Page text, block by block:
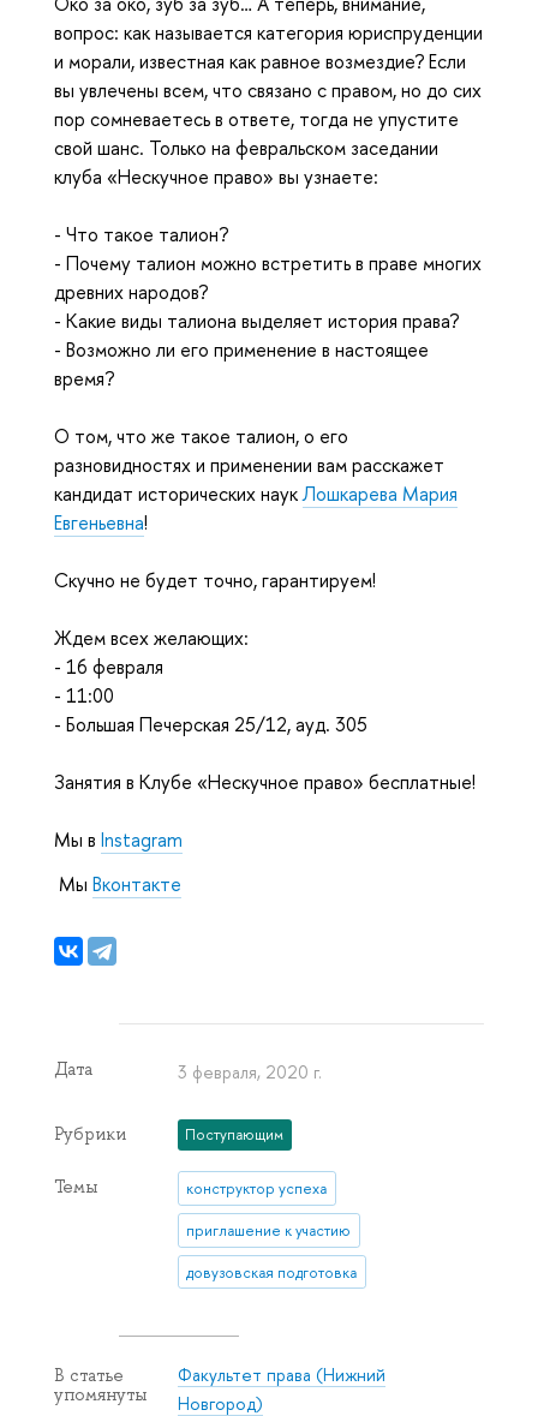
вопрос: как называется категория юриспруденции
и морали, известная как равное возмездие?Если
вы увлечены всем, что связано с правом, но до сих
пор сомневаетесь в ответе, тогда не упустите
свой шанс. Только на февральском заседании
клуба «Нескучное право» вы узнаете:
- Что такое талион?
- Почему талион можно встретить в праве многих
древних народов?
- Какие виды талиона выделяет история права?
- Возможно ли его применение в настоящее
время?
О том, что же такое талион, о его
разновидностях и применении вам расскажет
кандидат исторических наукЛошкарева Мария
Евгеньевна!
Скучно не будет точно, гарантируем!
Ждем всех желающих:
- 16 февраля
- 11:00
- Большая Печерская 25/12, ауд. 305
Занятия в Клубе «Нескучное право» бесплатные!
Мы в Instagram
Мы Вконтакте
Дата 3 февраля, 2020 г.
Рубрики Поступающим
Темы конструктор успеха
приглашение к участию
довузовская подготовка
В статье
упомянуты
Факультет права (Нижний
Новгород)